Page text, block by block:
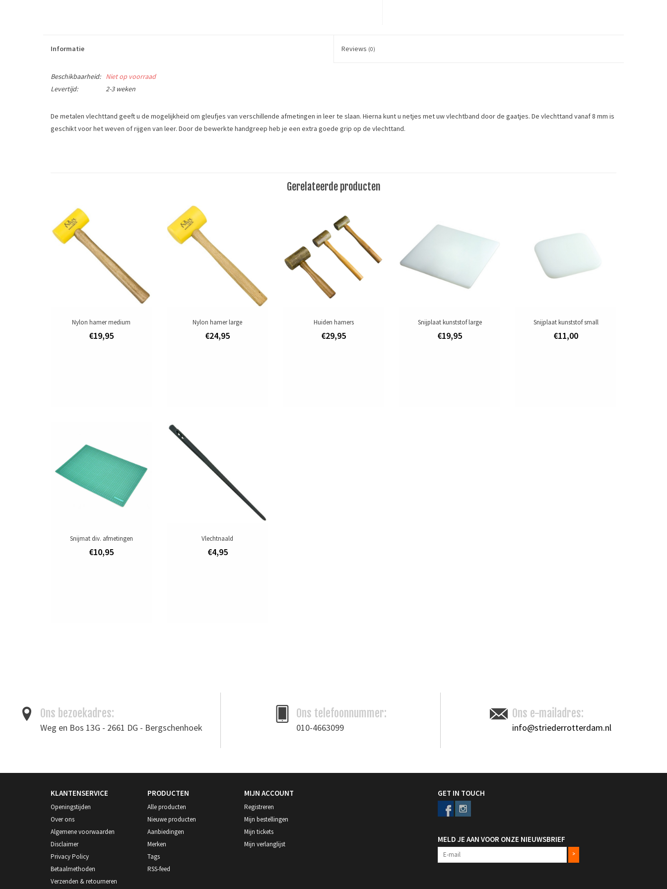
Informatie Reviews (0)
Beschikbaarheid:
Niet op voorraad
Levertijd:
2-3 weken
De metalen vlechttand geeft u de mogelijkheid om gleufjes van verschillende afmetingen in leer te slaan. Hierna kunt u netjes met uw vlechtband door de gaatjes. De vlechttand vanaf 8 mm is
geschikt voor het weven of rijgen van leer. Door de bewerkte handgreep heb je een extra goede grip op de vlechttand.
This 1 prong lacing chisel is designed for lacing with leather lacing. The bigger chisels are great tools for weaving or lacing your leatherprojects.
leergereedschap
Ivan Leathercraft
Gerelateerde producten
Nylon hamer medium
€19,95
Nylon hamer large
€24,95
Huiden hamers
€29,95
Snijplaat kunststof large
€19,95
Snijplaat kunststof small
€11,00
Snijmat div. afmetingen
€10,95
Vlechtnaald
€4,95
Ons bezoekadres:
Weg en Bos 13G - 2661 DG - Bergschenhoek
Ons telefoonnummer:
010-4663099
Ons e-mailadres:
info@striederrotterdam.nl
KLANTENSERVICE
Openingstijden
Over ons
Algemene voorwaarden
Disclaimer
Privacy Policy
Betaalmethoden
Verzenden & retourneren
PRODUCTEN
Alle producten
Nieuwe producten
Aanbiedingen
Merken
Tags
RSS-feed
MIJN ACCOUNT
Registreren
Mijn bestellingen
Mijn tickets
Mijn verlanglijst
GET IN TOUCH
MELD JE AAN VOOR ONZE NIEUWSBRIEF
>